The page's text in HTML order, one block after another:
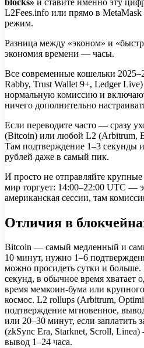
L2Fees.info или прямо в MetaMask
режим.
Разница между «эконом» и
экономия времени — часы.
Все современные кошельки
Rabby, Trust Wallet 9+, Ledger
нормальную комиссию и
ничего дополнительно
Если переводите часто — сразу
(Bitcoin) или любой L2 (Arbitrum,
Там подтверждение 1–3 секунды
рублей даже в самый пик.
И просто не отправляйте
мир торгует: 14:00–22:00 UTC —
американская сессии, там
Отличия в
Bitcoin — самый медленный и
10 минут, нужно 1–6
можно просидеть сутки и
секунд, в обычное время хватает
время мемкоин-бума или крупного
космос. L2 rollups (Arbitrum,
подтверждение мгновенное,
или 20–30 минут, если заплатить
(zkSync Era, Starknet, Scroll,
вывод 1–24 часа.